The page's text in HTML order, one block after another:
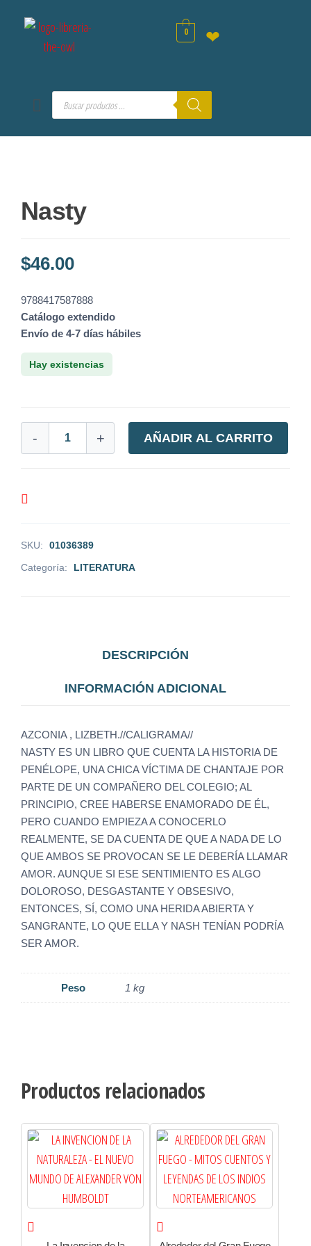
0 ❤
Nasty
$46.00
9788417587888
Catálogo extendido
Envío de 4-7 días hábiles
Hay existencias
- + AÑADIR AL CARRITO
SKU:
01036389
Categoría:
LITERATURA
DESCRIPCIÓN
INFORMACIÓN ADICIONAL
AZCONIA , LIZBETH.//CALIGRAMA//
NASTY ES UN LIBRO QUE CUENTA LA HISTORIA DE
PENÉLOPE, UNA CHICA VÍCTIMA DE CHANTAJE POR
PARTE DE UN COMPAÑERO DEL COLEGIO; AL
PRINCIPIO, CREE HABERSE ENAMORADO DE ÉL,
PERO CUANDO EMPIEZA A CONOCERLO
REALMENTE, SE DA CUENTA DE QUE A NADA DE LO
QUE AMBOS SE PROVOCAN SE LE DEBERÍA LLAMAR
AMOR. AUNQUE SI ESE SENTIMIENTO ES ALGO
DOLOROSO, DESGASTANTE Y OBSESIVO,
ENTONCES, SÍ, COMO UNA HERIDA ABIERTA Y
SANGRANTE, LO QUE ELLA Y NASH TENÍAN PODRÍA
SER AMOR.
Peso 1 kg
Productos relacionados